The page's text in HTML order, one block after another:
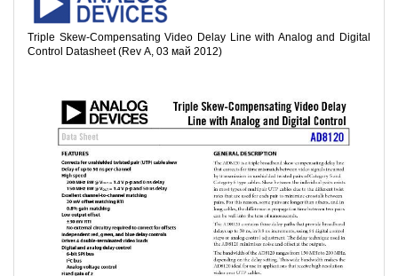
Triple Skew-Compensating Video Delay Line with Analog and Digital
Control Datasheet (Rev A, 03 май 2012)